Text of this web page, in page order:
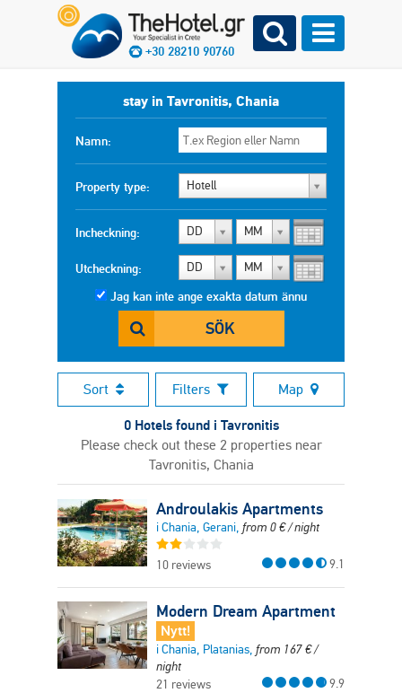
+30 28210 90760
stay in Tavronitis, Chania
Namn:
Property type: Hotell
Incheckning: DD MM
Utcheckning: DD MM
Jag kan inte ange exakta datum ännu
SÖK
Sort Filters Map
0 Hotels found i Tavronitis
Please check out these 2 properties near
Tavronitis, Chania
Androulakis Apartments
i Chania, Gerani, from 0€/ night
10 reviews 9.1
Modern Dream Apartment
Nytt!
i Chania, Platanias, from 167€/
night
21 reviews
9.9